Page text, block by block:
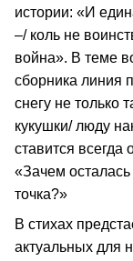
истории: «И
–/ коль не
война». В теме
сборника линия
снегу не только
кукушки/ люду
ставится всегда
«Зачем
точка?»
В стихах
актуальных для